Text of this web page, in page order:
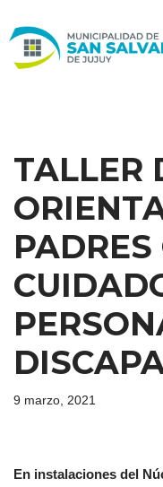
al
TALLER
PADRES
9 marzo, 2021
En instalaciones del